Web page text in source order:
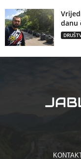
danu